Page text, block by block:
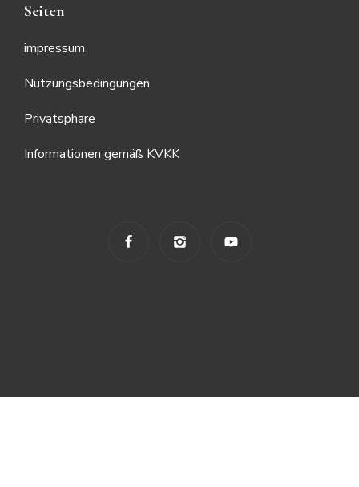
Seiten
impressum
Nutzungsbedingungen
Privatsphare
Informationen gemäß KVKK